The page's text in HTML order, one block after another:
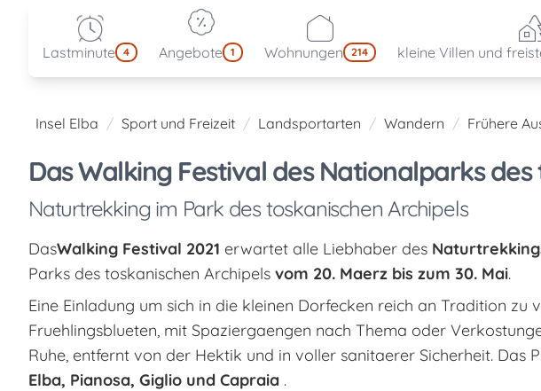
Lastminute 4 Angebote 1 Wohnungen 214 kleine Villen und
Insel Elba Sport und Freizeit Landsportarten Wandern Frühere
Das Walking Festival des Nationalparks des
Naturtrekking im Park des toskanischen Archipels
DasWalking Festival 2021 erwartet alle Liebhaber des
Parks des toskanischen Archipels vom 20. Maerz bis zum 30. Mai.
Eine Einladung um sich in die kleinen Dorfecken reich an Tradition zu
Fruehlingsblueten, mit Spaziergaengen nach Thema oder
Ruhe, entfernt von der Hektik und in voller sanitaerer Sicherheit. Das
Elba, Pianosa, Giglio und Capraia .